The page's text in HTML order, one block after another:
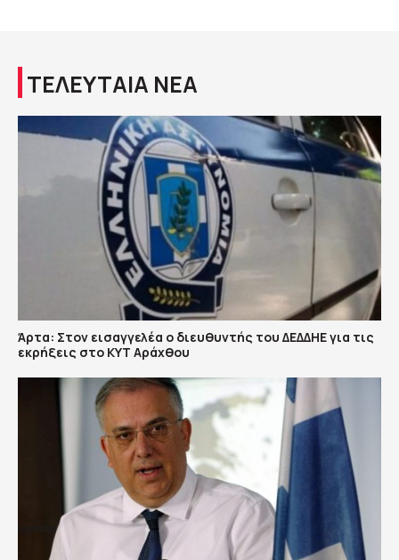
ΤΕΛΕΥΤΑΙΑ ΝΕΑ
Άρτα: Στον εισαγγελέα ο διευθυντής του ΔΕΔΔΗΕ για τις
εκρήξεις στο ΚΥΤ Αράχθου